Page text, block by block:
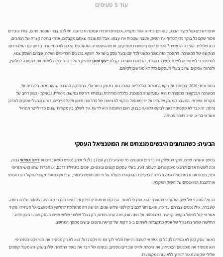
עוד 5 סעיפים
אתם יושבים מול פקיד הבנק, עטופים במיזוג אוויר מקפיא, ומציגים תוכנית עסקית מבריקה. יש לכם צבר הזמנות חתום, צוות עובדים
מסור שקם כל בוקר כדי לטרוף את השוק, ומוצר שמוכיח את עצמו. אבל התשובה שאתם מקבלים, אחרי בחינה קצרה של הנתונים,
היא שלילית. הסיבה הרשמית? חסרים לכם ביטחונות מספקים, או שההיסטוריה האשראית שלכם לא מתיישרת בדיוק עם האלגוריתם
הנוקשה של המערכת. התסכול הזה מוכר כמעט לכל יזם ובעל עסק בישראל. דווקא ברגעים הקריטיים האלה, שבהם העסק צמא
לחמצן כדי לצמוח או לשרוד משבר נקודתי, הדלתות נסגרות. קבלתייעוץ עסקימדויק בשלב הזה יכולה לשנות את התמונה לחלוטין,
ולפתוח אפיקים שרוב בעלי העסקים כלל לא מודעים לקיומם.
בחודש יוני 2026, במיוחד על רקע התנודות הכלכליות המורכבות במשק הישראלי, התחזקה ההבנה שהסתמכות בלעדית על
המערכת הבנקאית המסורתית היא אסטרטגיה מסוכנת. כלכלה מודרנית וצומחת דורשת גמישות ניהולית, ובעיקר - מגוון רחב של
מקורות אשראי. המעבר ממשק שנשלט על ידי מונופול בנקאי למציאות של פתרונות מימון אלטרנטיביים, דורש מבעלי עסקים לעדכן
גרסה. זה כבר לא מספיק לדעת לבקש הלוואה בבנק; היום החוכמה היא לדעת איך לשלב בין מקורות שונים כדי לייצר תמהיל
אשראי בריא, יציב ותומך צמיחה.
הבעיה: כשהנתונים היבשים מנצחים את הפוטנציאל העסקי
במשך עשרות שנים, חוקי המשחק היו ברורים ונוקשים. מי שהגיע לבנק עם גב כלכלי איתן, נכסים משועבדים אודירוג אשראיגבוה,
זכה לשטיח אדום ולתנאי מימון נוחים. לעומת זאת, בעלי עסקים קטנים ובינוניים, יזמים בתחילת דרכם, או חברות שחוו קושי תזרימי
זמני, מצאו את עצמם מול חומה בצורה. המערכת הבנקאית פועלת על פי סט חוקים בינארי, שבו אין כמעט מקום לשיקול דעת אנושי
או להבנת הניואנסים של השוק המקומי.
הכשל המרכזי של שוק האשראי המסורתי הוא המבט לאחור. הבנקים מתמחרים סיכון על בסיס העבר: מה היה המחזור שלכם בשנה
שעברה, אילו נכסים צברתם עד כה, והאם חזר לכם צ'ק לפני שלוש שנים. הגישה הזו מתעלמת לחלוטין מהפוטנציאל העתידי. פקיד
אשראי יכול לפסול בקשה קריטית המבוססת על חוזה ענק שזה עתה נחתם, רק בגלל שלפני שלוש שנים העסק חווה רבעון חלש.
החלטות שחורצות גורל של עסק מתקבלות לעיתים ב-5 דקות של קריאת נתונים יבשים ממסך המחשב.
כאשר עסק קטן לא מצליח לקבל קו אשראי לטובת רכישת מלאי לקראת פרויקט גדול, הוא לא רק מפסיד את הפרויקט הספציפי.
הוא מפסיד את מומנטום הצמיחה, את היכולת לגייס עובדים נוספים, ובסופו של דבר את כושר התחרות שלו בשוק. זהו מעגל קסמים
שלילי שקשה מאוד לפרוץ ללא עזרה מקצועית.